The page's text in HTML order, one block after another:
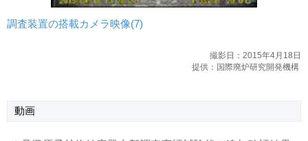
調査装置の搭載カメラ映像(7)
撮影日：2015年4月18日
提供：国際廃炉研究開発機構
動画